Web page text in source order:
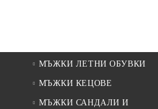
МЪЖКИ ЛЕТНИ ОБУВКИ
МЪЖКИ КЕЦОВЕ
МЪЖКИ САНДАЛИ И